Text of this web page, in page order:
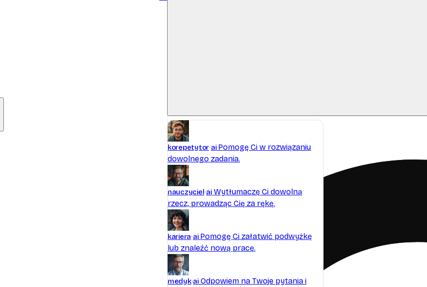
korepetytor ai Pomogę Ci w rozwiązaniu
dowolnego zadania.
nauczyciel ai Wytłumaczę Ci dowolną
rzecz, prowadząc Cię za rękę.
kariera ai Pomogę Ci załatwić podwyżkę
lub znaleźć nową pracę.
medyk ai Odpowiem na Twoje pytania i
Pliki w tej rozmowie
Odśwież